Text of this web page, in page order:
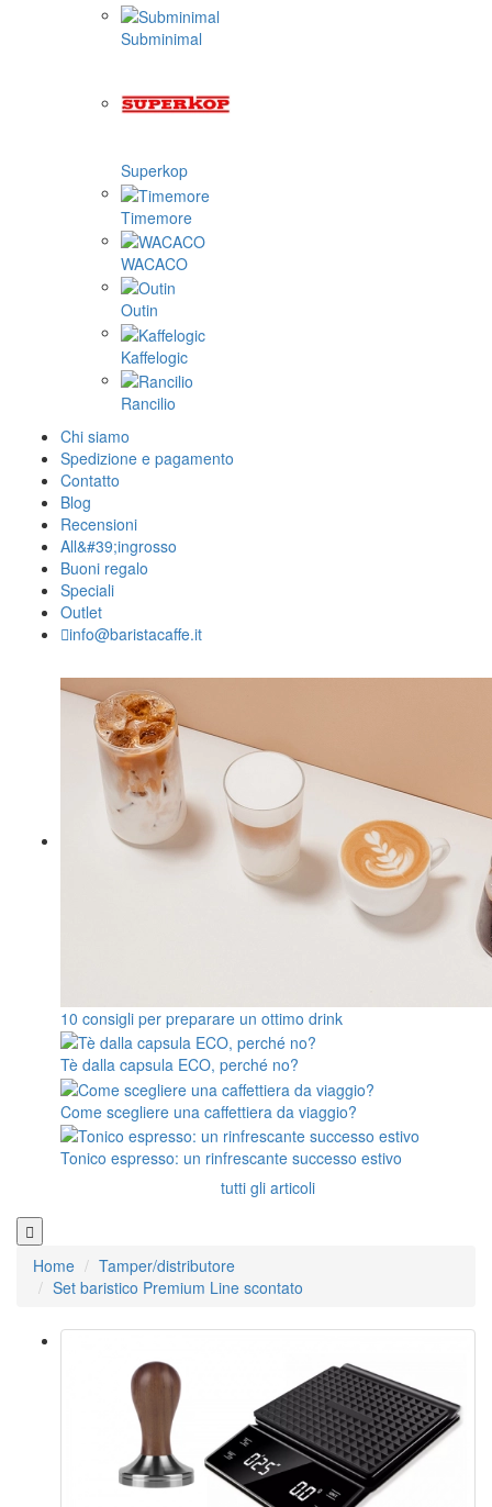
Subminimal
Superkop
Timemore
WACACO
Outin
Kaffelogic
Rancilio
Chi siamo
Spedizione e pagamento
Contatto
Blog
Recensioni
All&#39;ingrosso
Buoni regalo
Speciali
Outlet
info@baristacaffe.it
10 consigli per preparare un ottimo drink
Tè dalla capsula ECO, perché no?
Come scegliere una caffettiera da viaggio?
Tonico espresso: un rinfrescante successo estivo
tutti gli articoli
Home
Tamper/distributore
Set baristico Premium Line scontato